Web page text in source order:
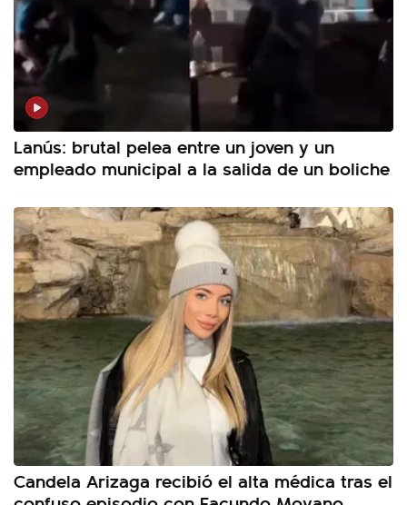
Lanús: brutal pelea entre un joven y un
empleado municipal a la salida de un boliche
Candela Arizaga recibió el alta médica tras el